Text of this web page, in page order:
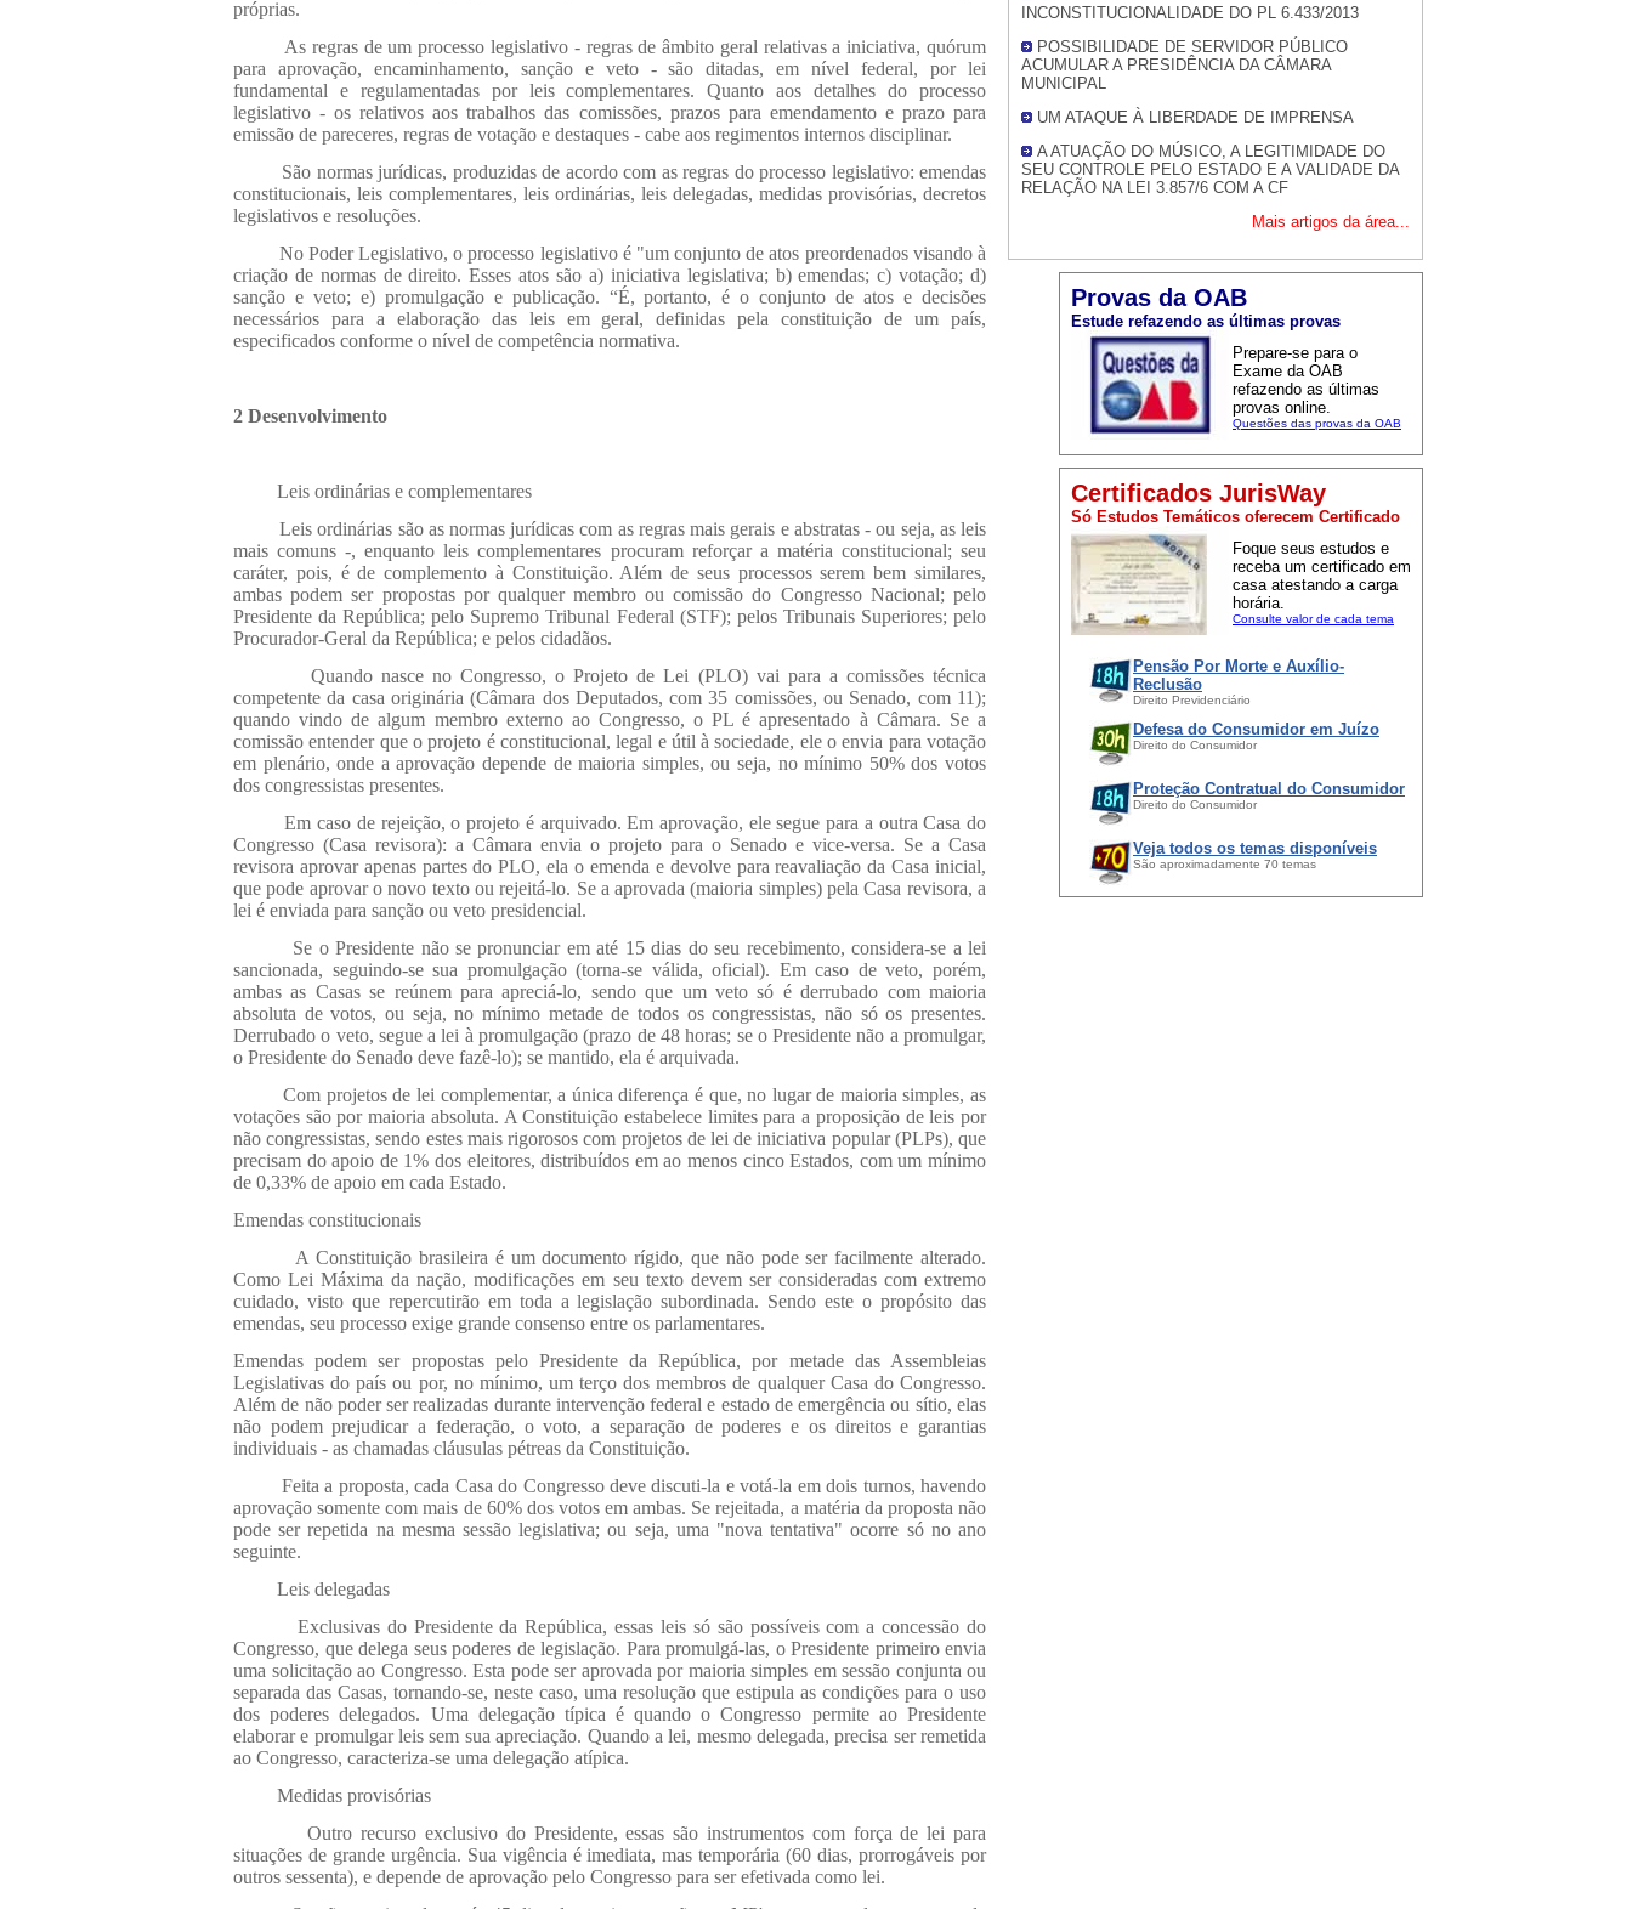
INCONSTITUCIONALIDADE DO PL 6.433/2013
POSSIBILIDADE DE SERVIDOR PÚBLICO
ACUMULAR A PRESIDÊNCIA DA CÂMARA
MUNICIPAL
UM ATAQUE À LIBERDADE DE IMPRENSA
A ATUAÇÃO DO MÚSICO, A LEGITIMIDADE DO
SEU CONTROLE PELO ESTADO E A VALIDADE DA
RELAÇÃO NA LEI 3.857/6 COM A CF
Mais artigos da área...
Provas da OAB
Estude refazendo as últimas provas
Prepare-se para o
Exame da OAB
refazendo as últimas
provas online.
Questões das provas da OAB
Certificados JurisWay
Só Estudos Temáticos oferecem Certificado
Foque seus estudos e
receba um certificado em
casa atestando a carga
horária.
Consulte valor de cada tema
Pensão Por Morte e Auxílio-
Reclusão
Direito Previdenciário
Defesa do Consumidor em Juízo
Direito do Consumidor
Proteção Contratual do Consumidor
Direito do Consumidor
Veja todos os temas disponíveis
São aproximadamente 70 temas
próprias.
As regras de um processo legislativo - regras de âmbito geral relativas a iniciativa, quórum
para aprovação, encaminhamento, sanção e veto - são ditadas, em nível federal, por lei
fundamental e regulamentadas por leis complementares. Quanto aos detalhes do processo
legislativo - os relativos aos trabalhos das comissões, prazos para emendamento e prazo para
emissão de pareceres, regras de votação e destaques - cabe aos regimentos internos disciplinar.
São normas jurídicas, produzidas de acordo com as regras do processo legislativo: emendas
constitucionais, leis complementares, leis ordinárias, leis delegadas, medidas provisórias, decretos
legislativos e resoluções.
No Poder Legislativo, o processo legislativo é "um conjunto de atos preordenados visando à
criação de normas de direito. Esses atos são a) iniciativa legislativa; b) emendas; c) votação; d)
sanção e veto; e) promulgação e publicação. “É, portanto, é o conjunto de atos e decisões
necessários para a elaboração das leis em geral, definidas pela constituição de um país,
especificados conforme o nível de competência normativa.
2 Desenvolvimento
Leis ordinárias e complementares
Leis ordinárias são as normas jurídicas com as regras mais gerais e abstratas - ou seja, as leis
mais comuns -, enquanto leis complementares procuram reforçar a matéria constitucional; seu
caráter, pois, é de complemento à Constituição. Além de seus processos serem bem similares,
ambas podem ser propostas por qualquer membro ou comissão do Congresso Nacional; pelo
Presidente da República; pelo Supremo Tribunal Federal (STF); pelos Tribunais Superiores; pelo
Procurador-Geral da República; e pelos cidadãos.
Quando nasce no Congresso, o Projeto de Lei (PLO) vai para a comissões técnica
competente da casa originária (Câmara dos Deputados, com 35 comissões, ou Senado, com 11);
quando vindo de algum membro externo ao Congresso, o PL é apresentado à Câmara. Se a
comissão entender que o projeto é constitucional, legal e útil à sociedade, ele o envia para votação
em plenário, onde a aprovação depende de maioria simples, ou seja, no mínimo 50% dos votos
dos congressistas presentes.
Em caso de rejeição, o projeto é arquivado. Em aprovação, ele segue para a outra Casa do
Congresso (Casa revisora): a Câmara envia o projeto para o Senado e vice-versa. Se a Casa
revisora aprovar apenas partes do PLO, ela o emenda e devolve para reavaliação da Casa inicial,
que pode aprovar o novo texto ou rejeitá-lo. Se a aprovada (maioria simples) pela Casa revisora, a
lei é enviada para sanção ou veto presidencial.
Se o Presidente não se pronunciar em até 15 dias do seu recebimento, considera-se a lei
sancionada, seguindo-se sua promulgação (torna-se válida, oficial). Em caso de veto, porém,
ambas as Casas se reúnem para apreciá-lo, sendo que um veto só é derrubado com maioria
absoluta de votos, ou seja, no mínimo metade de todos os congressistas, não só os presentes.
Derrubado o veto, segue a lei à promulgação (prazo de 48 horas; se o Presidente não a promulgar,
o Presidente do Senado deve fazê-lo); se mantido, ela é arquivada.
Com projetos de lei complementar, a única diferença é que, no lugar de maioria simples, as
votações são por maioria absoluta. A Constituição estabelece limites para a proposição de leis por
não congressistas, sendo estes mais rigorosos com projetos de lei de iniciativa popular (PLPs), que
precisam do apoio de 1% dos eleitores, distribuídos em ao menos cinco Estados, com um mínimo
de 0,33% de apoio em cada Estado.
Emendas constitucionais
A Constituição brasileira é um documento rígido, que não pode ser facilmente alterado.
Como Lei Máxima da nação, modificações em seu texto devem ser consideradas com extremo
cuidado, visto que repercutirão em toda a legislação subordinada. Sendo este o propósito das
emendas, seu processo exige grande consenso entre os parlamentares.
Emendas podem ser propostas pelo Presidente da República, por metade das Assembleias
Legislativas do país ou por, no mínimo, um terço dos membros de qualquer Casa do Congresso.
Além de não poder ser realizadas durante intervenção federal e estado de emergência ou sítio, elas
não podem prejudicar a federação, o voto, a separação de poderes e os direitos e garantias
individuais - as chamadas cláusulas pétreas da Constituição.
Feita a proposta, cada Casa do Congresso deve discuti-la e votá-la em dois turnos, havendo
aprovação somente com mais de 60% dos votos em ambas. Se rejeitada, a matéria da proposta não
pode ser repetida na mesma sessão legislativa; ou seja, uma "nova tentativa" ocorre só no ano
seguinte.
Leis delegadas
Exclusivas do Presidente da República, essas leis só são possíveis com a concessão do
Congresso, que delega seus poderes de legislação. Para promulgá-las, o Presidente primeiro envia
uma solicitação ao Congresso. Esta pode ser aprovada por maioria simples em sessão conjunta ou
separada das Casas, tornando-se, neste caso, uma resolução que estipula as condições para o uso
dos poderes delegados. Uma delegação típica é quando o Congresso permite ao Presidente
elaborar e promulgar leis sem sua apreciação. Quando a lei, mesmo delegada, precisa ser remetida
ao Congresso, caracteriza-se uma delegação atípica.
Medidas provisórias
Outro recurso exclusivo do Presidente, essas são instrumentos com força de lei para
situações de grande urgência. Sua vigência é imediata, mas temporária (60 dias, prorrogáveis por
outros sessenta), e depende de aprovação pelo Congresso para ser efetivada como lei.